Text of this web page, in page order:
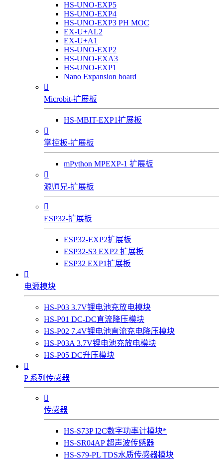
HS-UNO-EXP5
HS-UNO-EXP4
HS-UNO-EXP3 PH MOC
EX-U+AL2
EX-U+A1
HS-UNO-EXP2
HS-UNO-EXA3
HS-UNO-EXP1
Nano Expansion board

Microbit-扩展板
HS-MBIT-EXP1扩展板

掌控板-扩展板
mPython MPEXP-1 扩展板

源师兄-扩展板

ESP32-扩展板
ESP32-EXP2扩展板
ESP32-S3 EXP2 扩展板
ESP32 EXP1扩展板

电源模块
HS-P03 3.7V锂电池充放电模块
HS-P01 DC-DC直流降压模块
HS-P02 7.4V锂电池直流充电降压模块
HS-P03A 3.7V锂电池充放电模块
HS-P05 DC升压模块

P 系列传感器

传感器
HS-S73P I2C数字功率计模块*
HS-SR04AP 超声波传感器
HS-S79-PL TDS水质传感器模块